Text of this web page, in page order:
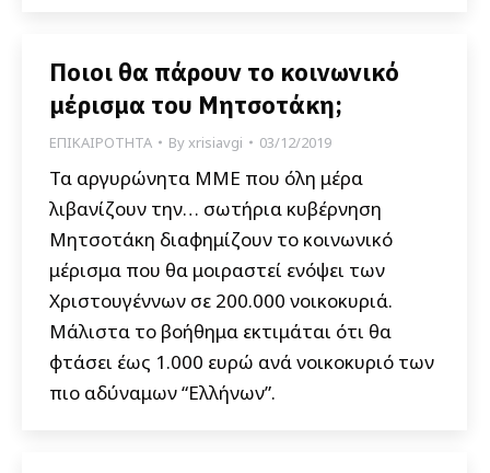
Ποιοι θα πάρουν το κοινωνικό
μέρισμα του Μητσοτάκη;
ΕΠΙΚΑΙΡΟΤΗΤΑ Byxrisiavgi 03/12/2019
Τα αργυρώνητα ΜΜΕ που όλη μέρα
λιβανίζουν την… σωτήρια κυβέρνηση
Μητσοτάκη διαφημίζουν το κοινωνικό
μέρισμα που θα μοιραστεί ενόψει των
Χριστουγέννων σε 200.000 νοικοκυριά.
Μάλιστα το βοήθημα εκτιμάται ότι θα
φτάσει έως 1.000 ευρώ ανά νοικοκυριό των
πιο αδύναμων “Ελλήνων”.